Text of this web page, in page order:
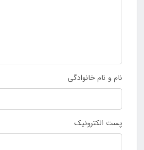
نام و نام خانوادگی
پست الکترونیک